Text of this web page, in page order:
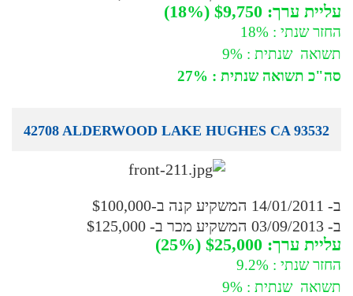
עליית ערך: $9,750 (18%)
החזר שנתי : 18%
תשואה שנתית : 9%
סה"כ תשואה שנתית : 27%
42708 ALDERWOOD LAKE HUGHES CA 93532
ב- 14/01/2011 המשקיע קנה ב-$100,000
ב- 03/09/2013 המשקיע מכר ב- $125,000
עליית ערך: $25,000 (25%)
החזר שנתי : 9.2%
תשואה שנתית : 9%